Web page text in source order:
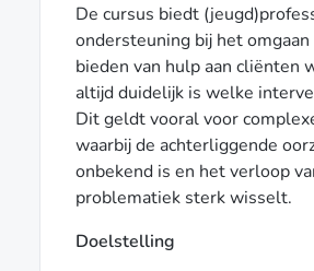
De cursus biedt
ondersteuning bij het
bieden van hulp aan cliënten
altijd duidelijk is welke
Dit geldt vooral voor
waarbij de achterliggende
onbekend is en het verloop
problematiek sterk wisselt.
Doelstelling